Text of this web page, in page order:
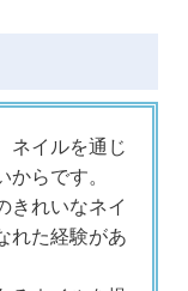
ネイルを通じ
らです。
きれいなネイ
れた経験があ